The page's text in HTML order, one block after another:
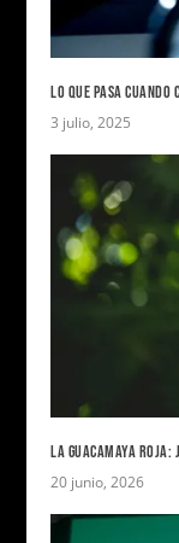
LO QUE PASA CUANDO
3 julio, 2025
LA GUACAMAYA ROJA:
20 junio, 2026